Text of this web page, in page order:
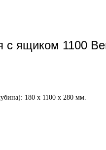
с ящиком 1100
180 х 1100 х 280 мм.